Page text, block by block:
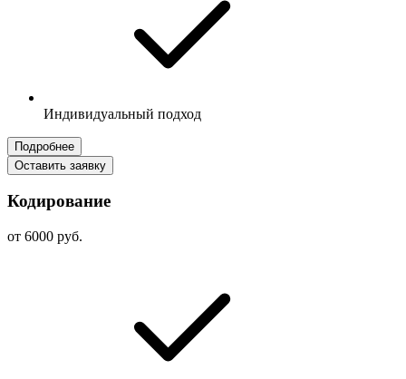
Индивидуальный подход
Подробнее
Оставить заявку
Кодирование
от 6000 руб.